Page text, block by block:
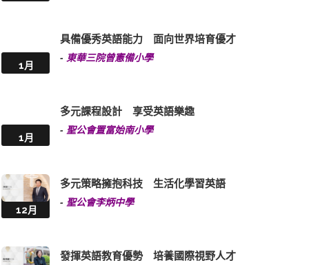
1月
具備優秀英語能力 面向世界培育優才
- 東華三院曾憲備小學
1月
多元課程設計 享受英語樂趣
- 聖公會置富始南小學
12月
多元策略擁抱科技 生活化學習英語
- 聖公會李炳中學
發揮英語教育優勢 培養國際視野人才